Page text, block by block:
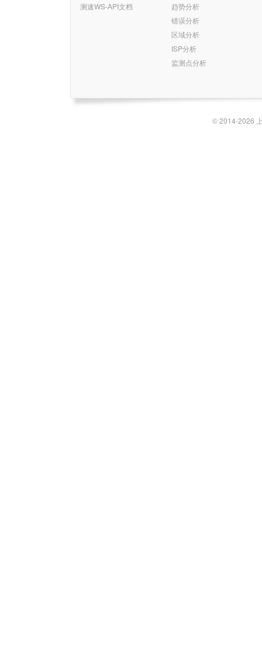
测速WS-API文档
趋势分析
错误分析
区域分析
ISP分析
监测点分析
© 2014-2026